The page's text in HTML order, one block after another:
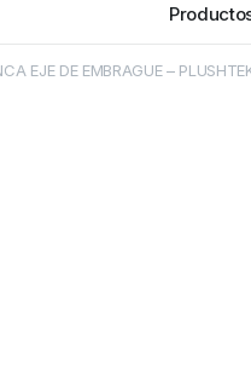
EJE DE EMBRAGUE –